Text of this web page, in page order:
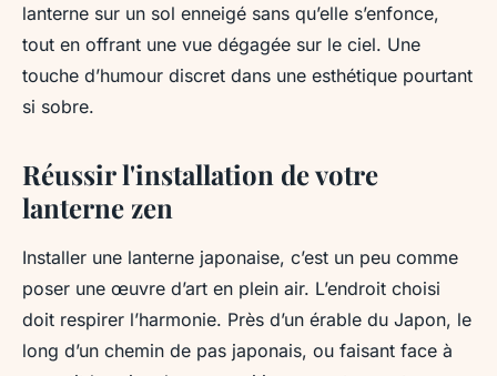
lanterne sur un sol enneigé sans qu’elle s’enfonce,
tout en offrant une vue dégagée sur le ciel. Une
touche d’humour discret dans une esthétique pourtant
si sobre.
Réussir l'installation de votre
lanterne zen
Installer une lanterne japonaise, c’est un peu comme
poser une œuvre d’art en plein air. L’endroit choisi
doit respirer l’harmonie. Près d’un érable du Japon, le
long d’un chemin de pas japonais, ou faisant face à